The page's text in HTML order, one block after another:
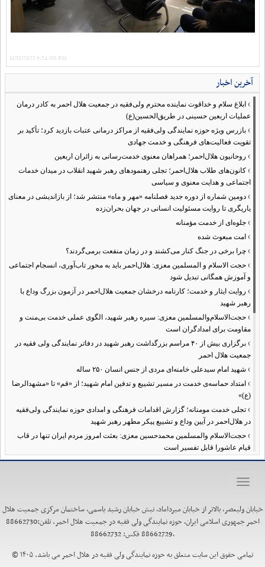
11/13/2022 5:24:00 PM
آخرین اخبار
› ابلاغ سلام و خداقوت نماینده محترم ولی‌فقیه در جمعیت هلال احمر به کادر درمان
عملیات اربعین حسینی در طریق‌الحسین(ع)
› بازرس ویژه حوزه نمایندگی ولی‌فقیه از مراکز درمانی عتبات بازدید کرد؛ تأکید بر
تقویت فعالیت‌های فرهنگی و خدمت جهادی
› روحانیون هلال‌احمر؛ همراهان معنوی خدمت‌رسانی به زائران اربعین
› کانون‌های طلاب هلال‌احمر؛ تجلی رهنمودهای رهبر شهید انقلاب در میدان خدمات
اجتماعی و هدایت معنوی و سیاسی
› دومین شماره از دوره جدید فصلنامه «مهر و ماه» منتشر شد؛ از بازاندیشی در معنای
یاریگری تا روایت مسئولیت انسانی در جهان بحران‌زده
› جلوه‌ای از خدمت مؤمنانه
› امت مبعوث شده
› چرا برخی در جنگ کنار می‌کشند و در زمان منفعت برمی‌گردند؟
› حجت الاسلام و المسلمین معزی: هلال‌احمر باید به محور تاب‌آوری، انسجام اجتماعی
و آموزش همگانی تبدیل شود
› روایت ایثار و خدمت؛ کارنامه درخشان جمعیت هلال‌احمر در آزمون بزرگ وداع با
رهبر شهید
› حجت‌الاسلام‌والمسلمین معزی: سیره رهبر شهید، الگوی عملی خدمت بی‌منت و
مقاومت برای امدادگران است
›
برگزاری بیش از ۴۰ مراسم بزرگداشت رهبر شهید در دفاتر نمایندگی ولی فقیه در
جمعیت هلال احمر
› شهید امام سیدعلی خامنه‌ای مردی از جنس انسان ۲۵۰ ساله
› امتداد حماسه‌ی خدمت در مسیر تشییع و تدفین امام شهید؛ از «قم» تا «مشهدالرضا
(ع)»
› تجلی خدمت مومنانه؛ گزارش اقدامات فرهنگی و امدادی حوزه نمایندگی ولی‌فقیه
در هلال‌احمر در آیین وداع و تشییع پیکر مطهر رهبر شهید
› حجت‌الاسلام والمسلمین محمدحسین معزی: بعثت امروز مردم ایران تنها در قاب
قیام عاشورا قابل تفسیر است
›آمادگی همه‌جانبه معاونت فرهنگی حوزه نمایندگی ولی‌فقیه هلال‌احمر برای
›طنین نوای حسینی در ساختمان صلح؛ ویژه‌برنامه‌های عزاداری دهه اول محرم در
› نماینده ولی‌فقیه در هلال‌احمر: حراست اثرگذار، پشتوانه سرمایه اجتماعی است /
هدف حکومت اسلامی، ساخت جامعه‌ای برای «خلیفه‌الله» شدن انسان‌هاست
تأکید نماینده ولی‌فقیه در هلال‌احمر بر هدفمندی برنامه‌های محرم / عزاداری‌ها
نیازمند توجه همزمان به ابعاد «معرفتی» و «عاطفی» است
Toggle
خیابان ولیعصر، بالاتر از خیابان میرداماد، نبش خیابان رشید یاسمی، ساختمان مرکزی جمعیت هلال
احمر جمهوری اسلامی ایران، حوزه نمایندگی ولی فقیه در جمعیت هلال احمر. تلفن:88662730
،88662729 فکس: 88662732
تمامی حقوق این سایت متعلق به حوزه نمایندگی ولی فقیه در هلال احمر می باشد. ۱۴۰۵ ©